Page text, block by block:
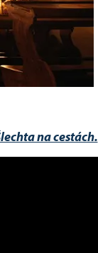
na cestách.